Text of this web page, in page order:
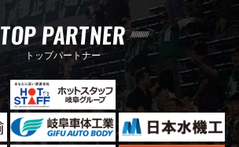
TOP PARTNER
トップパートナー